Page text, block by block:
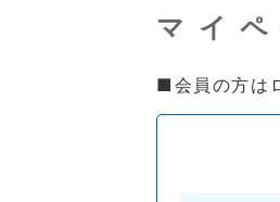
マイ
■会員の方は